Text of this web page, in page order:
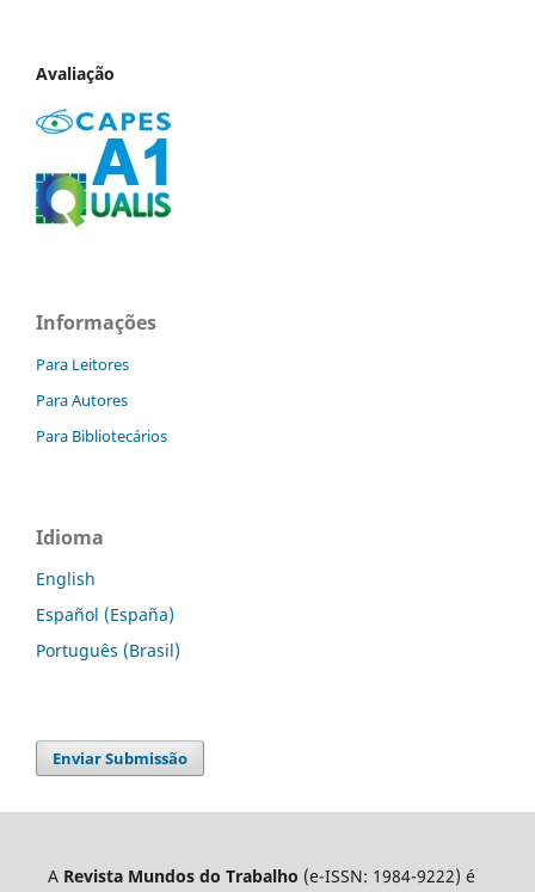
Avaliação
Informações
Para Leitores
Para Autores
Para Bibliotecários
Idioma
English
Español (España)
Português (Brasil)
Enviar Submissão
A Revista Mundos do Trabalho (e-ISSN: 1984-9222) é